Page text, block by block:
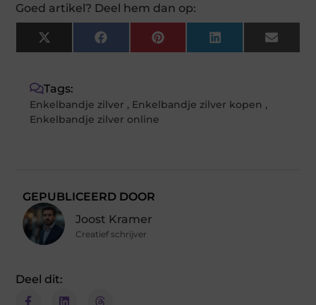
Goed artikel? Deel hem dan op:
X
(Twitter)
FacebookPinterestLinkedIn Email
Tags:
Enkelbandje zilver , Enkelbandje zilver kopen ,
Enkelbandje zilver online
GEPUBLICEERD DOOR
Joost Kramer
Creatief schrijver
Deel dit: